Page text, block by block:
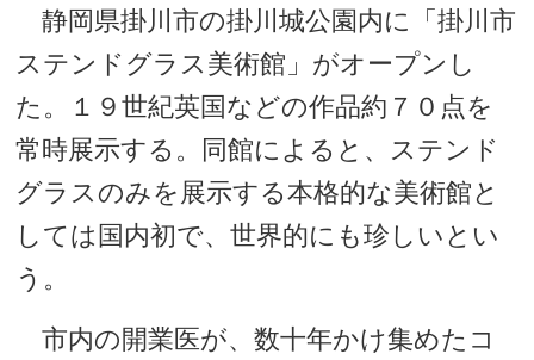
静岡県掛川市の掛川城公園内に「掛川市
ステンドグラス美術館」がオープンし
た。１９世紀英国などの作品約７０点を
常時展示する。同館によると、ステンド
グラスのみを展示する本格的な美術館と
しては国内初で、世界的にも珍しいとい
う。
市内の開業医が、数十年かけ集めたコ